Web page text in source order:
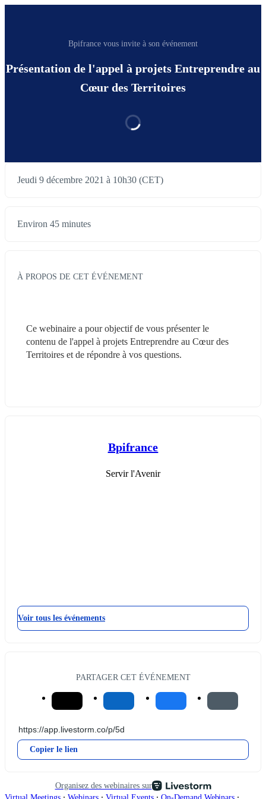
Bpifrance vous invite à son événement
Présentation de l'appel à projets Entreprendre au
Cœur des Territoires
Jeudi 9 décembre 2021 à 10h30 (CET)
Environ 45 minutes
À PROPOS DE CET ÉVÉNEMENT
Ce webinaire a pour objectif de vous présenter le
contenu de l'appel à projets Entreprendre au Cœur des
Territoires et de répondre à vos questions.
Bpifrance
Servir l'Avenir
Voir tous les événements
PARTAGER CET ÉVÉNEMENT
Copier le lien
Organisez des webinaires sur